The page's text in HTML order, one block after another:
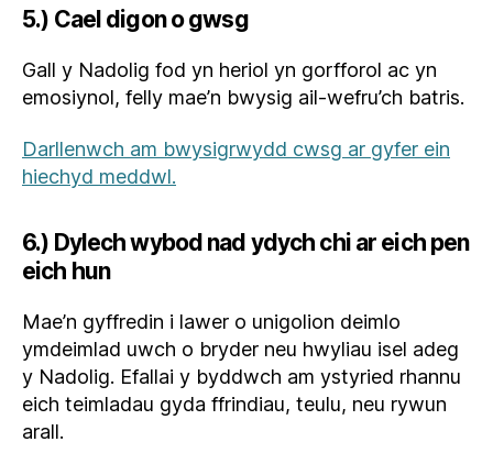
5.) Cael digon o gwsg
Gall y Nadolig fod yn heriol yn gorfforol ac yn
emosiynol, felly mae’n bwysig ail-wefru’ch batris.
Darllenwch am bwysigrwydd cwsg ar gyfer ein
hiechyd meddwl.
6.) Dylech wybod nad ydych chi ar eich pen
eich hun
Mae’n gyffredin i lawer o unigolion deimlo
ymdeimlad uwch o bryder neu hwyliau isel adeg
y Nadolig. Efallai y byddwch am ystyried rhannu
eich teimladau gyda ffrindiau, teulu, neu rywun
arall.